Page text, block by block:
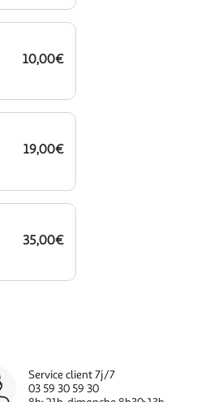
10,00€
19,00€
35,00€
Service client 7j/7
03 59 30 59 30